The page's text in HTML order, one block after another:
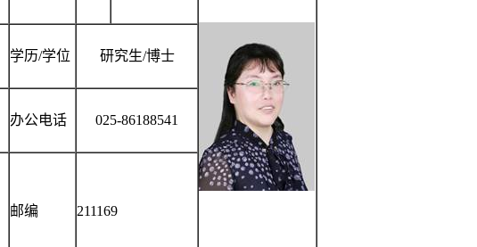
学历/学位 研究生/博士
办公电话 025-86188541
邮编 211169